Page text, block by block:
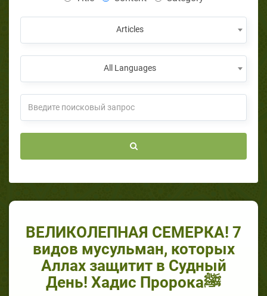
Articles
All Languages
ВЕЛИКОЛЕПНАЯ СЕМЕРКА! 7
видов мусульман, которых
Аллах защитит в Судный
День! Хадис Пророкаﷺ